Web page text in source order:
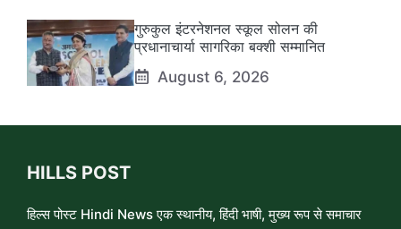
गुरुकुल इंटरनेशनल स्कूल सोलन की
प्रधानाचार्या सागरिका बक्शी सम्मानित
August 6, 2026
HILLS POST
हिल्स पोस्ट Hindi News एक स्थानीय, हिंदी भाषी, मुख्य रूप से समाचार